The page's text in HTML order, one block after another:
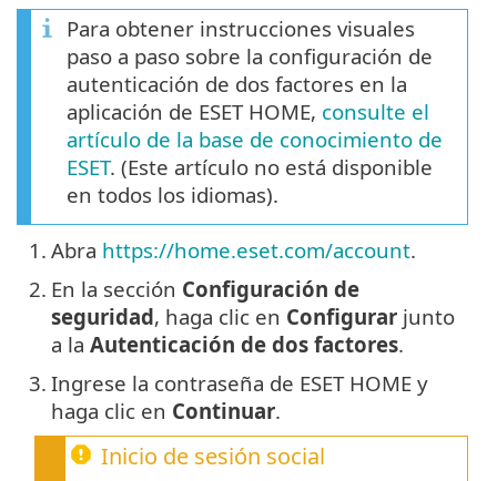
Para obtener instrucciones visuales
paso a paso sobre la configuración de
autenticación de dos factores en la
aplicación de ESET HOME, consulte el
artículo de la base de conocimiento de
ESET. (Este artículo no está disponible
en todos los idiomas).
1. Abra https://home.eset.com/account.
2. En la sección Configuración de
seguridad, haga clic en Configurar junto
a la Autenticación de dos factores.
3. Ingrese la contraseña de ESET HOME y
haga clic en Continuar.
Inicio de sesión social